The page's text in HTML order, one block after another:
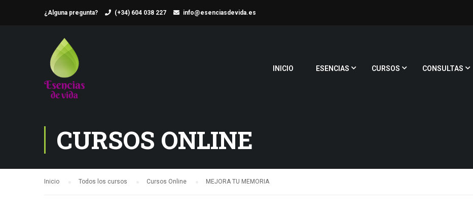
¿Alguna pregunta? (+34) 604 038 227 info@esenciasdevida.es
INICIO ESENCIAS CURSOS CONSULTAS
CURSOS ONLINE
Inicio Todos los cursos Cursos Online MEJORA TU MEMORIA